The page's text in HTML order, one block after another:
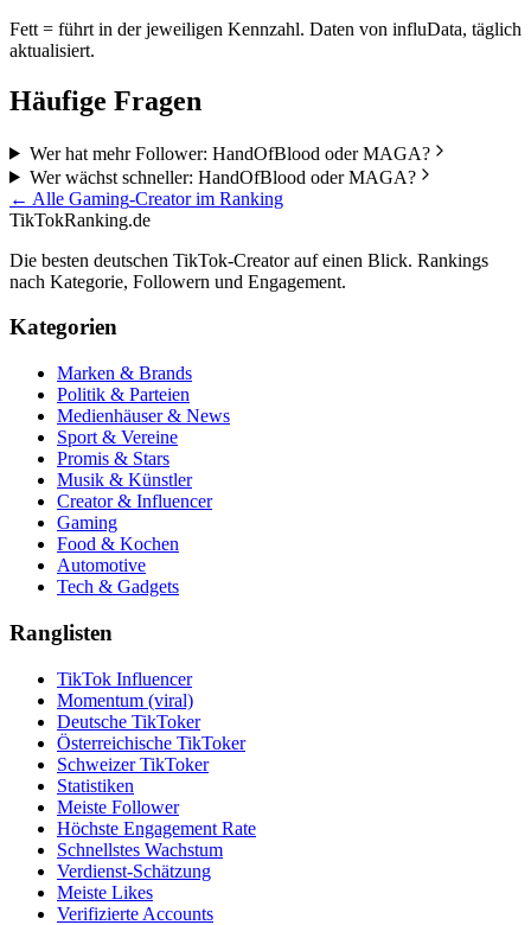
Fett = führt in der jeweiligen Kennzahl. Daten von influData, täglich
aktualisiert.
Häufige Fragen
Wer hat mehr Follower: HandOfBlood oder MAGA?
Wer wächst schneller: HandOfBlood oder MAGA?
← Alle Gaming-Creator im Ranking
TikTokRanking.de
Die besten deutschen TikTok-Creator auf einen Blick. Rankings
nach Kategorie, Followern und Engagement.
Kategorien
Marken & Brands
Politik & Parteien
Medienhäuser & News
Sport & Vereine
Promis & Stars
Musik & Künstler
Creator & Influencer
Gaming
Food & Kochen
Automotive
Tech & Gadgets
Ranglisten
TikTok Influencer
Momentum (viral)
Deutsche TikToker
Österreichische TikToker
Schweizer TikToker
Statistiken
Meiste Follower
Höchste Engagement Rate
Schnellstes Wachstum
Verdienst-Schätzung
Meiste Likes
Verifizierte Accounts